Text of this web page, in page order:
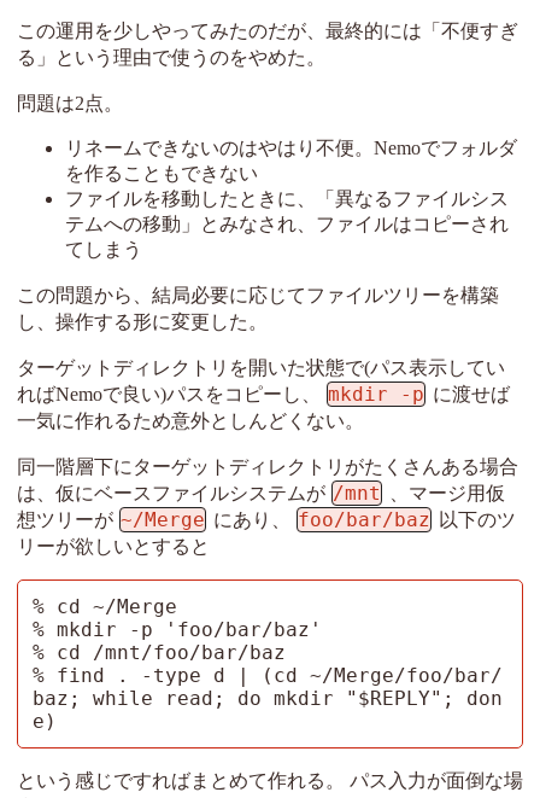
この運用を少しやってみたのだが、最終的には「不便すぎ
る」という理由で使うのをやめた。
問題は2点。
リネームできないのはやはり不便。Nemoでフォルダ
を作ることもできない
ファイルを移動したときに、「異なるファイルシス
テムへの移動」とみなされ、ファイルはコピーされ
てしまう
この問題から、結局必要に応じてファイルツリーを構築
し、操作する形に変更した。
ターゲットディレクトリを開いた状態で(パス表示してい
ればNemoで良い)パスをコピーし、
mkdir -p に渡せば
一気に作れるため意外としんどくない。
同一階層下にターゲットディレクトリがたくさんある場合
は、仮にベースファイルシステムが /mnt
、マージ用仮
想ツリーが ~/Merge にあり、 foo/bar/baz
以下のツ
リーが欲しいとすると
% cd ~/Merge
% mkdir -p 'foo/bar/baz'
% cd /mnt/foo/bar/baz
% find . -type d | (cd ~/Merge/foo/bar/
baz; while read; do mkdir "$REPLY"; don
e)
という感じですればまとめて作れる。 パス入力が面倒な場